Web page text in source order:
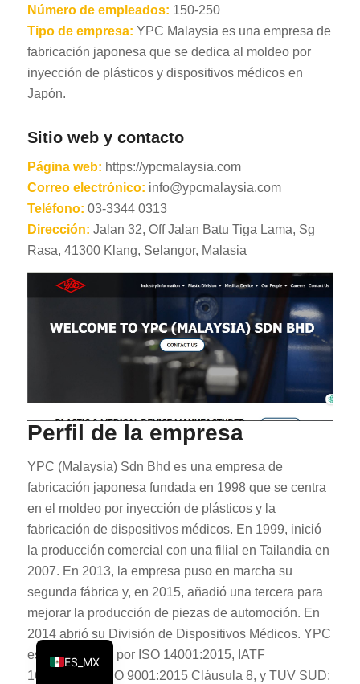
Número de empleados: 150-250
Tipo de empresa: YPC Malaysia es una empresa de
fabricación japonesa que se dedica al moldeo por
inyección de plásticos y dispositivos médicos en
Japón.
Sitio web y contacto
Página web: https://ypcmalaysia.com
Correo electrónico: info@ypcmalaysia.com
Teléfono: 03-3344 0313
Dirección: Jalan 32, Off Jalan Batu Tiga Lama, Sg
Rasa, 41300 Klang, Selangor, Malasia
Perfil de la empresa
YPC (Malaysia) Sdn Bhd es una empresa de
fabricación japonesa fundada en 1998 que se centra
en el moldeo por inyección de plásticos y la
fabricación de dispositivos médicos. En 1999, inició
la producción comercial con una filial en Tailandia en
2007. En 2013, la empresa puso en marcha su
segunda fábrica y, en 2015, añadió una tercera para
mejorar la producción de piezas de automoción. En
2014 abrió su División de Dispositivos Médicos. YPC
está certificada por ISO 14001:2015, IATF
16949:2016, ISO 9001:2015 Cláusula 8, y TUV SUD:
ES_MX
EN
IT
DE
RU
NL
AR
CS
FI
NB
EL
HU